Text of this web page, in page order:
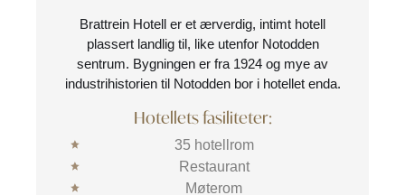
Brattrein Hotell er et ærverdig, intimt hotell
plassert landlig til, like utenfor Notodden
sentrum. Bygningen er fra 1924 og mye av
industrihistorien til Notodden bor i hotellet enda.
Hotellets fasiliteter:
35 hotellrom
Restaurant
Møterom